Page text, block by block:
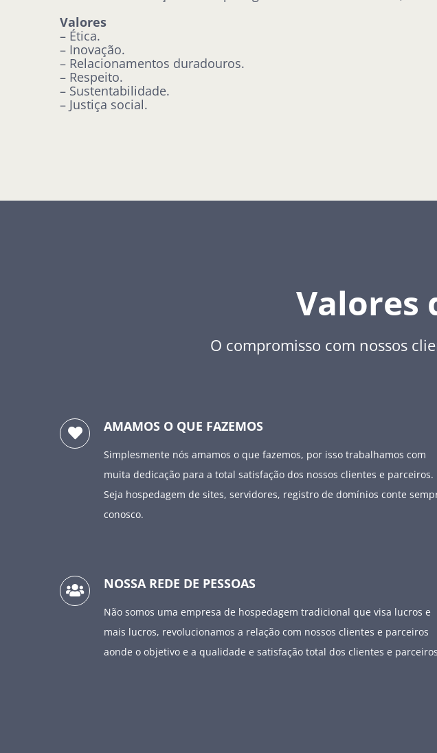
Valores
– Ética.
– Inovação.
– Relacionamentos duradouros.
– Respeito.
– Sustentabilidade.
– Justiça social.
Valores
O compromisso com nossos
AMAMOS O QUE FAZEMOS
Simplesmente nós amamos o que fazemos, por isso trabalhamos com
muita dedicação para a total satisfação dos nossos clientes e parceiros.
Seja hospedagem de sites, servidores, registro de domínios conte
conosco.
NOSSA REDE DE PESSOAS
Não somos uma empresa de hospedagem tradicional que visa lucros e
mais lucros, revolucionamos a relação com nossos clientes e parceiros
aonde o objetivo e a qualidade e satisfação total dos clientes e